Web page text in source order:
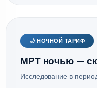
🌙 НОЧНОЙ ТАРИФ
МРТ ночью —
Исследование в